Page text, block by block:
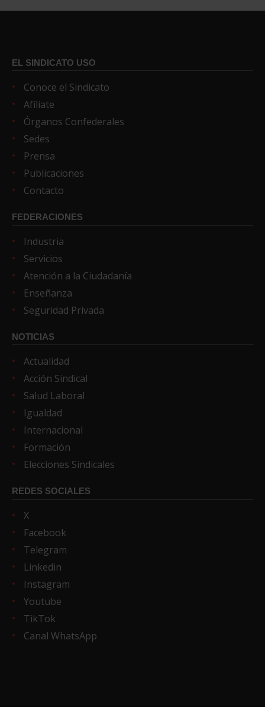
EL SINDICATO USO
Conoce el Sindicato
Afíliate
Órganos Confederales
Sedes
Prensa
Publicaciones
Contacto
FEDERACIONES
Industria
Servicios
Atención a la Ciudadanía
Enseñanza
Seguridad Privada
NOTICIAS
Actualidad
Acción Sindical
Salud Laboral
Igualdad
Internacional
Formación
Elecciones Sindicales
REDES SOCIALES
X
Facebook
Telegram
Linkedin
Instagram
Youtube
TikTok
Canal WhatsApp